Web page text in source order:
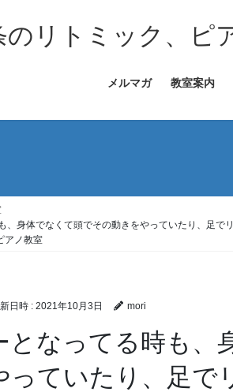
リトミック、ピ
メルマガ 教室案内
、身体でなくて頭でその動きをやっていたり、足
アノ教室
日時 : 2021年10月3日 mori
となってる時も、
っていたり、足で